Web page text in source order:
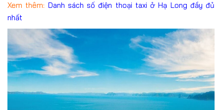
Xem thêm: Danh sách số điện thoại taxi ở Hạ Long đầy đủ
nhất